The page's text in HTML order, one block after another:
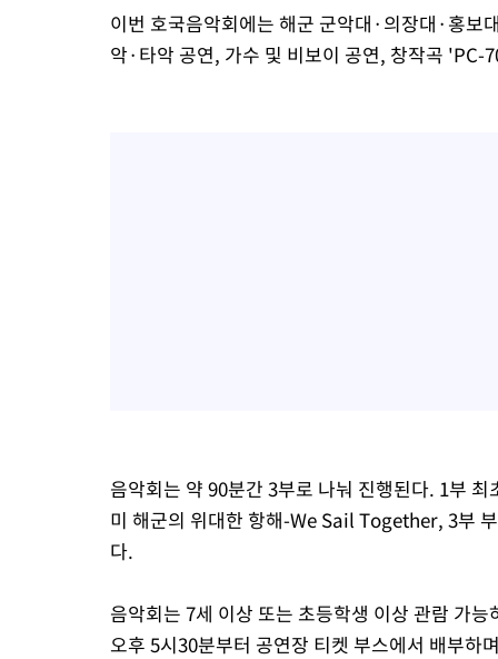
이번 호국음악회에는 해군 군악대·의장대·홍보
악·타악 공연, 가수 및 비보이 공연, 창작곡 'PC-
음악회는 약 90분간 3부로 나눠 진행된다. 1부
미 해군의 위대한 항해-We Sail Together, 3부
다.
음악회는 7세 이상 또는 초등학생 이상 관람 가
오후 5시30분부터 공연장 티켓 부스에서 배부하